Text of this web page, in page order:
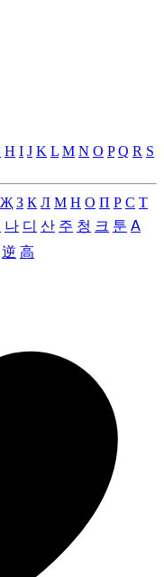
H I J K L M N O P Q R S
Җ З К Л М Н О П Р С Т
나 디 산 주 청 크 툰 ꓮ
逆 高